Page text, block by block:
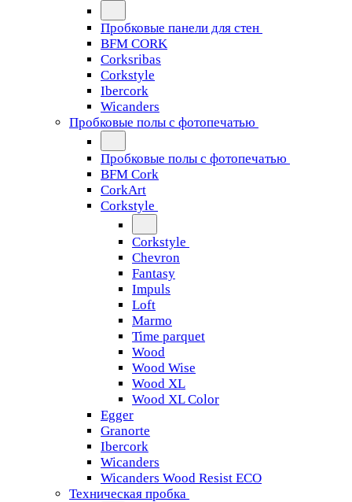
Пробковые панели для стен
BFM CORK
Corksribas
Corkstyle
Ibercork
Wicanders
Пробковые полы с фотопечатью
Пробковые полы с фотопечатью
BFM Cork
CorkArt
Corkstyle
Corkstyle
Chevron
Fantasy
Impuls
Loft
Marmo
Time parquet
Wood
Wood Wise
Wood XL
Wood XL Color
Egger
Granorte
Ibercork
Wicanders
Wicanders Wood Resist ECO
Техническая пробка